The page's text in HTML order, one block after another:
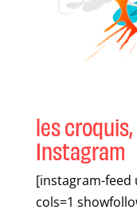
les
Instagram
[instagram-feed
cols=1